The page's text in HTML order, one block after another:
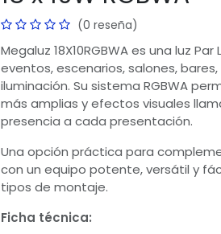
(0 reseña)
Megaluz 18X10RGBWA es una luz
eventos, escenarios, salones,
iluminación. Su sistema RGBWA
más amplias y efectos visuales
presencia a cada presentación.
Una opción práctica para
con un equipo potente, versátil y
tipos de montaje.
Ficha técnica: